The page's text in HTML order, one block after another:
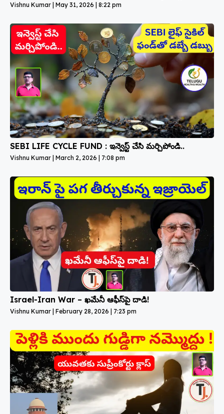
Vishnu Kumar May 31, 2026 8:22 pm
SEBI LIFE CYCLE FUND : ఇన్వెస్ట్ చేసి మర్చిపోండి..
Vishnu Kumar March 2, 2026 7:08 pm
Israel-Iran War – ఖమేనీ ఆఫీస్‌పై దాడి!
Vishnu Kumar February 28, 2026 7:23 pm